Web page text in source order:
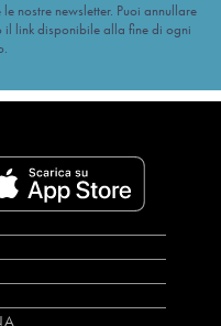
nostre newsletter. Puoi annullare
il link disponibile alla fine di ogni